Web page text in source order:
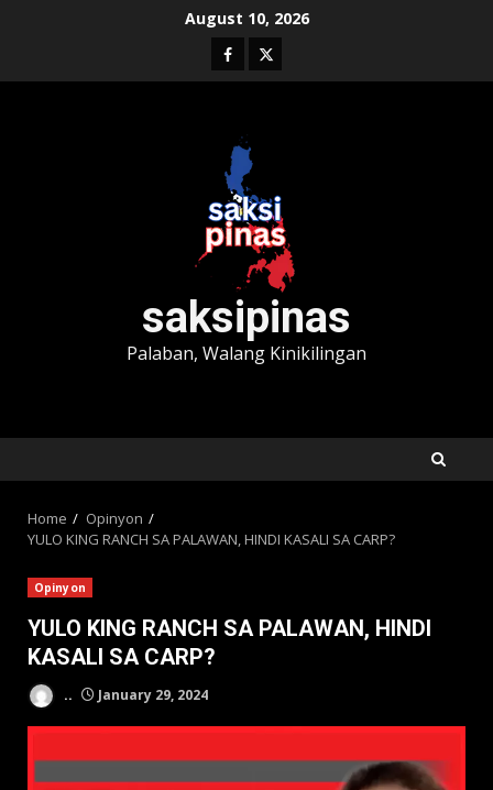
August 10, 2026
Facebook
Twitter
saksipinas
Palaban, Walang Kinikilingan
Home
Opinyon
YULO KING RANCH SA PALAWAN, HINDI KASALI SA CARP?
Opinyon
YULO KING RANCH SA PALAWAN, HINDI
KASALI SA CARP?
.. January 29, 2024